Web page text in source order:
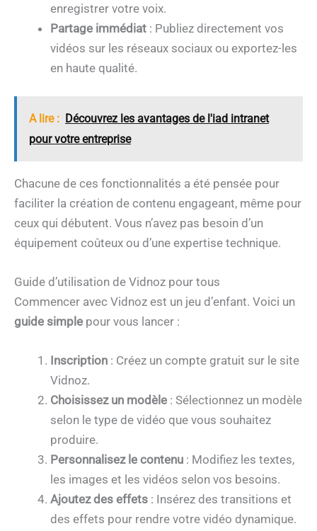
enregistrer votre voix.
Partage immédiat : Publiez directement vos
vidéos sur les réseaux sociaux ou exportez-les
en haute qualité.
A lire : Découvrez les avantages de l'iad intranet
pour votre entreprise
Chacune de ces fonctionnalités a été pensée pour
faciliter la création de contenu engageant, même pour
ceux qui débutent. Vous n’avez pas besoin d’un
équipement coûteux ou d’une expertise technique.
Guide d’utilisation de Vidnoz pour tous
Commencer avec Vidnoz est un jeu d’enfant. Voici un
guide simple pour vous lancer :
Inscription : Créez un compte gratuit sur le site
Vidnoz.
Choisissez un modèle : Sélectionnez un modèle
selon le type de vidéo que vous souhaitez
produire.
Personnalisez le contenu : Modifiez les textes,
les images et les vidéos selon vos besoins.
Ajoutez des effets : Insérez des transitions et
des effets pour rendre votre vidéo dynamique.